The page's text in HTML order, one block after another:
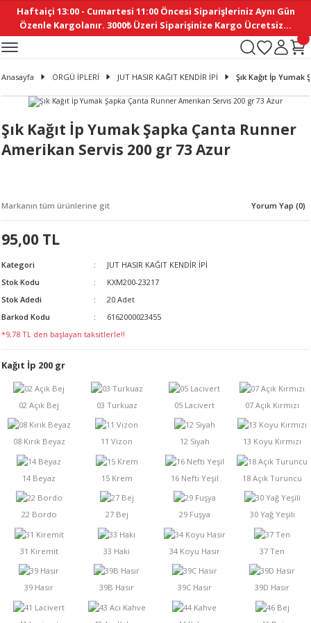
Haftaiçi 13:00 - Cumartesi 11:00 Öncesi Siparişleriniz Aynı Gün
Özenle Kargolanır. 3000₺ Üzeri Siparişinize Kargo Ücretsiz...
Geri Dön
Geri Dön
Geri Dön
KENDİR İPİ
Geri Dön
Geri Dön
Geri Dön
Geri Dön
Geri Dön
Geri Dön
Geri Dön
Geri Dön
Geri Dön
Geri Dön
Geri Dön
Geri Dön
AKSESUAR
Geri Dön
DERGİ
Geri Dön
Geri Dön
Geri Dön
Geri Dön
Geri Dön
Anasayfa ÖRGÜ İPLERİ JUT HASIR KAĞIT KENDİR İPİ Şık Kağıt İp
Şık Kağıt İp Yumak Şapka Çanta Runner
Amerikan Servis 200 gr 73 Azur
Markanın tüm ürünlerine git Yorum Yap (0)
95,00 TL
Kategori
JUT HASIR KAĞIT KENDİR İPİ
Stok Kodu
KXM200-23217
Stok Adedi
20 Adet
Barkod Kodu
6162000023455
*9,78 TL den başlayan taksitlerle!!
Kağıt İp 200 gr